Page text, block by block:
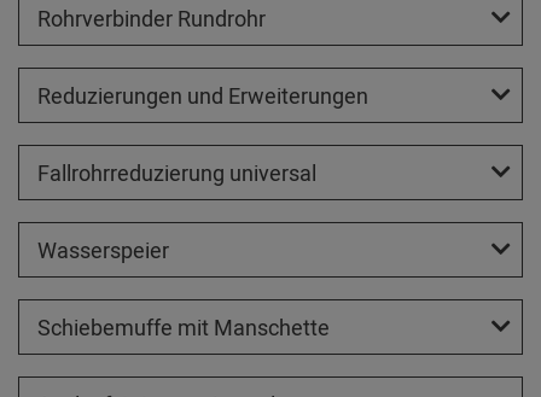
Rohrverbinder Rundrohr
Reduzierungen und Erweiterungen
Fallrohrreduzierung universal
Wasserspeier
Schiebemuffe mit Manschette